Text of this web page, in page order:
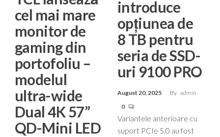
cel mai mare
monitor de
gaming din
portofoliu –
modelul
ultra-wide
Dual 4K 57”
QD-Mini LED
introduce
opțiunea de
8 TB pentru
seria de SSD-
uri 9100 PRO
August 20, 2025 By admin
0
Variantele anterioare cu
suport PCIe 5.0 au fost